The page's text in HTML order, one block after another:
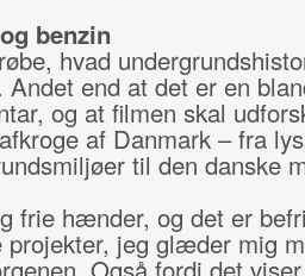
benzin
hvad
end at det er en
og at filmen skal
af Danmark – fra
til den danske
frie hænder, og det er
projekter, jeg glæder mig